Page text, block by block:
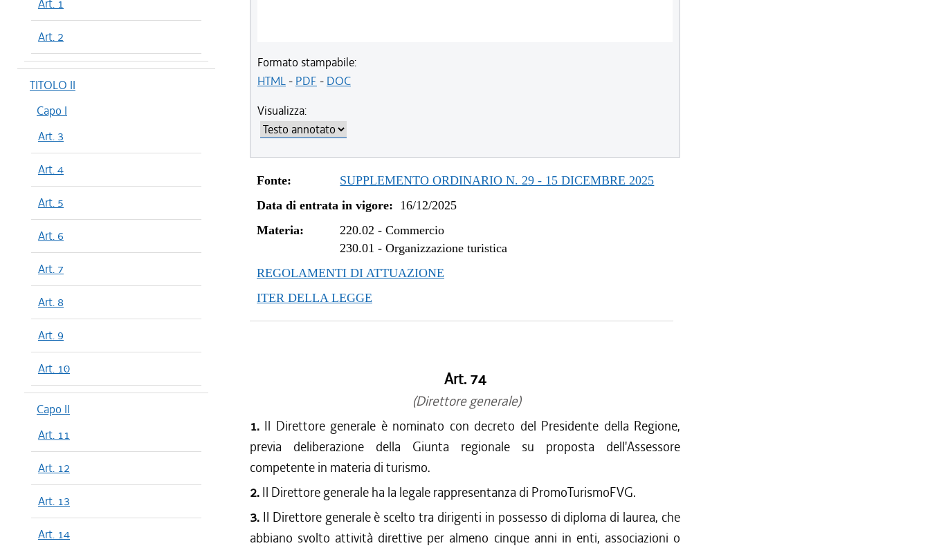
Art. 1
Art. 2
TITOLO II
Capo I
Art. 3
Art. 4
Art. 5
Art. 6
Art. 7
Art. 8
Art. 9
Art. 10
Capo II
Art. 11
Art. 12
Art. 13
Art. 14
Formato stampabile:
HTML- PDF - DOC
Visualizza:
Fonte:
SUPPLEMENTO ORDINARIO N. 29 - 15 DICEMBRE 2025
Data di entrata in vigore: 16/12/2025
Materia:
220.02 -Commercio
230.01 -Organizzazione turistica
REGOLAMENTI DI ATTUAZIONE
ITER DELLA LEGGE
Art. 74
(Direttore generale)
1. Il Direttore generale è nominato con decreto del Presidente della Regione,
previa deliberazione della Giunta regionale su proposta dell'Assessore
competente in materia di turismo.
2. Il Direttore generale ha la legale rappresentanza di PromoTurismoFVG.
3. Il Direttore generale è scelto tra dirigenti in possesso di diploma di laurea, che
abbiano svolto attività direttive per almeno cinque anni in enti, associazioni o